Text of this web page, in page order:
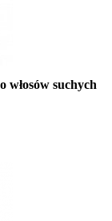
suchych